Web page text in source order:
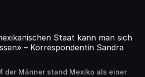
Staat kann man sich
– Korrespondentin Sandra
der Männer stand Mexiko als einer